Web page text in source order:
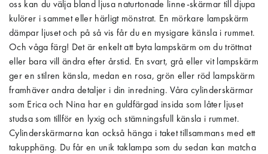
oss kan du välja bland ljusa naturtonade linne-skärmar till djupa
kulörer i sammet eller härligt mönstrat. En mörkare lampskärm
dämpar ljuset och på så vis får du en mysigare känsla i rummet.
Och våga färg! Det är enkelt att byta lampskärm om du tröttnat
eller bara vill ändra efter årstid. En svart, grå eller vit lampskärm
ger en stilren känsla, medan en rosa, grön eller röd lampskärm
framhäver andra detaljer i din inredning. Våra cylinderskärmar
som Erica och Nina har en guldfärgad insida som låter ljuset
studsa som tillför en lyxig och stämningsfull känsla i rummet.
Cylinderskärmarna kan också hänga i taket tillsammans med ett
takupphäng. Du får en unik taklampa som du sedan kan matcha